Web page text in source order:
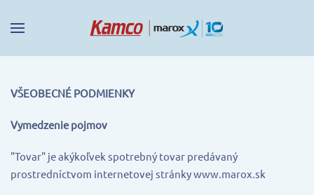
VŠEOBECNÉ PODMIENKY
Vymedzenie pojmov
"Tovar" je akýkoľvek spotrebný tovar predávaný
prostredníctvom internetovej stránky www.marox.sk